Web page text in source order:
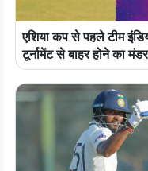
एशिया कप से पहले टीम
टूर्नामेंट से बाहर होने का